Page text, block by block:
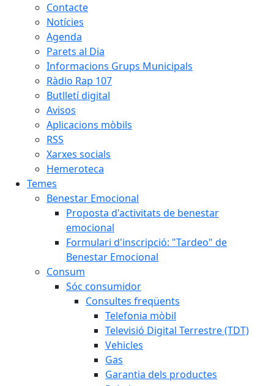
Contacte
Notícies
Agenda
Parets al Dia
Informacions Grups Municipals
Ràdio Rap 107
Butlletí digital
Avisos
Aplicacions mòbils
RSS
Xarxes socials
Hemeroteca
Temes
Benestar Emocional
Proposta d'activitats de benestar
emocional
Formulari d'inscripció: "Tardeo" de
Benestar Emocional
Consum
Sóc consumidor
Consultes freqüents
Telefonia mòbil
Televisió Digital Terrestre (TDT)
Vehicles
Gas
Garantia dels productes